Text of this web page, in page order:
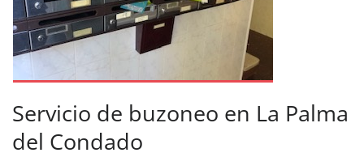
Servicio de buzoneo en La Palma
del Condado